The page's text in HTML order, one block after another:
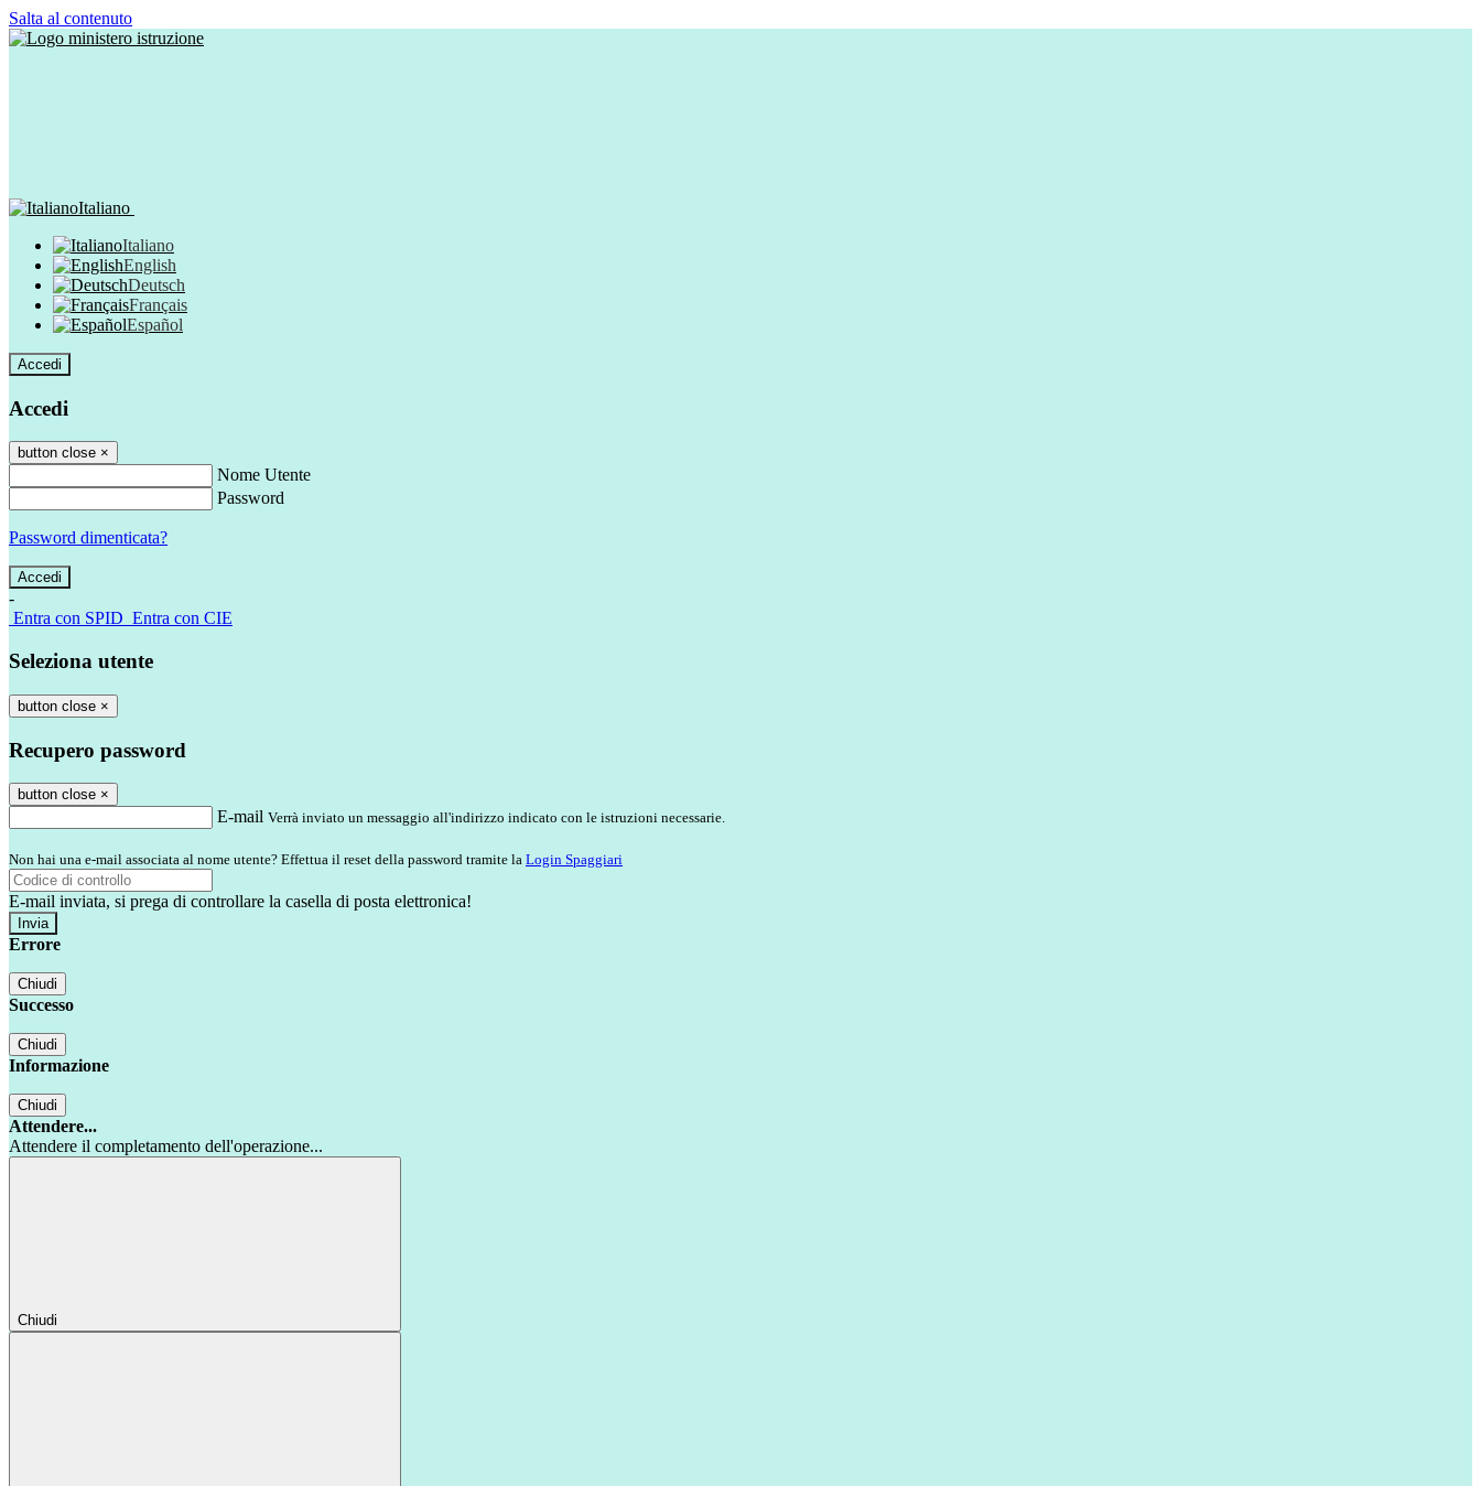
Salta al contenuto
Italiano
Italiano
English
Deutsch
Français
Español
Accedi
Accedi
button close ×
Nome Utente
Password
Password dimenticata?
-
Entra con SPID Entra con CIE
Seleziona utente
button close ×
Recupero password
button close ×
E-mail Verrà inviato un messaggio all'indirizzo indicato con le istruzioni necessarie.
Non hai una e-mail associata al nome utente? Effettua il reset della password tramite la Login Spaggiari
E-mail inviata, si prega di controllare la casella di posta elettronica!
Errore
Chiudi
Successo
Chiudi
Informazione
Chiudi
Attendere...
Attendere il completamento dell'operazione...
Chiudi